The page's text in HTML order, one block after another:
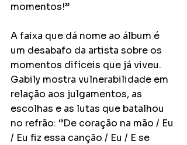
momentos!’’
A faixa que dá nome ao álbum é
um desabafo da artista sobre os
momentos difíceis que já viveu.
Gabily mostra vulnerabilidade em
relação aos julgamentos, as
escolhas e as lutas que batalhou
no refrão: ‘’De coração na mão / Eu
/ Eu fiz essa canção / Eu / E se